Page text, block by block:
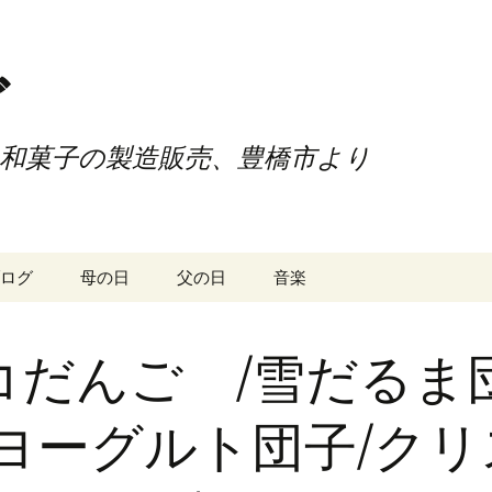
菓子の製造販売、豊橋市より
グ 母の日 父の日 音楽
だんご /雪だるま
ーグルト団子/クリ